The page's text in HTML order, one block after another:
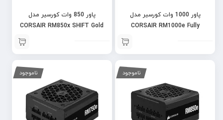
پاور 1000 وات کورسیر مدل
CORSAIR RM1000e Fully
پاور 850 وات کورسیر مدل
CORSAIR RM850x SHIFT Gold
ناموجود ناموجود